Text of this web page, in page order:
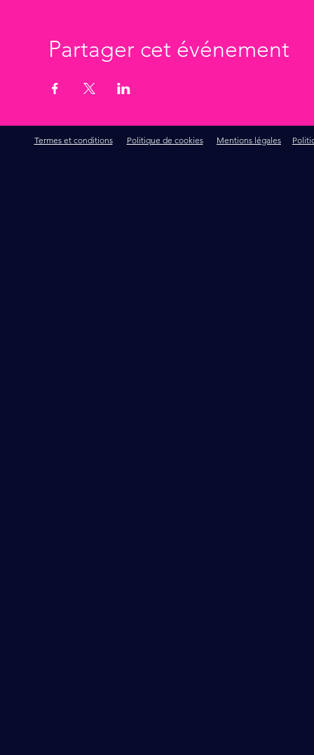
Partager cet événement
Termes et conditions Politique de cookies Mentions légales